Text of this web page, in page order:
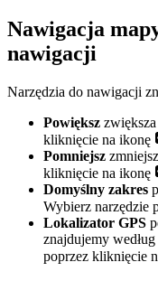
Nawigacja
nawigacji
Narzędzia do nawigacji
Powiększ
kliknięcie na ikonę
Pomniejsz
kliknięcie na ikonę
Domyślny zakres
Wybierz narzędzie
Lokalizator GPS
znajdujemy
poprzez kliknięcie